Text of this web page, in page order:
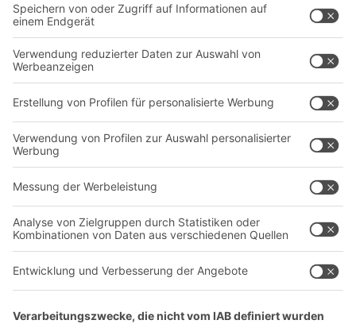
Intralogistiklösungen
Regalsysteme
Transportsysteme
Dienstleistungen
Kontaktformular
Unternehmen
Über uns
Produktionsstandorte
Karriere
Follow us
YOUR LIFE.